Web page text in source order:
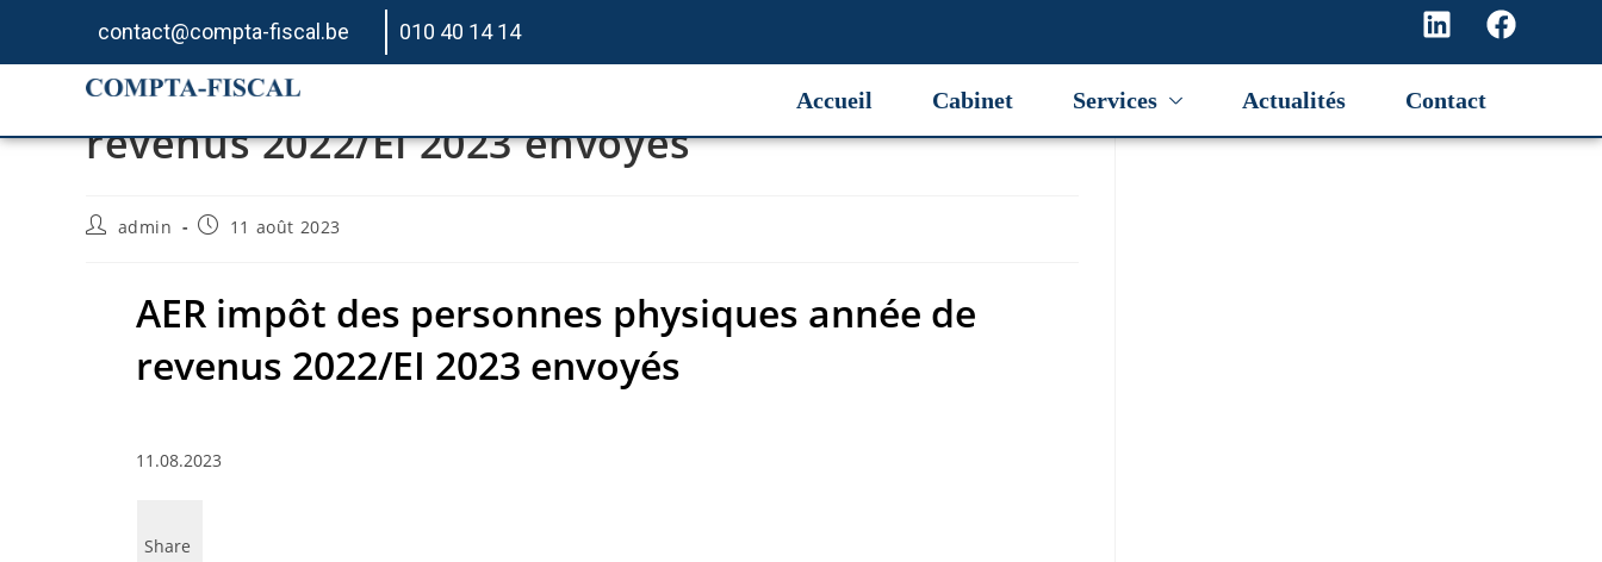
contact@compta-fiscal.be 010 40 14 14
Accueil Cabinet Services Actualités Contact
AER impôt des personnes physiques année de
revenus 2022/EI 2023 envoyés
admin 11 août 2023
AER impôt des personnes physiques année de
revenus 2022/EI 2023 envoyés
11.08.2023
Share